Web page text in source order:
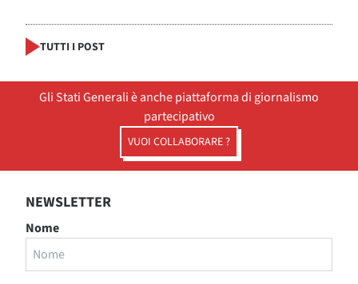
TUTTI I POST
Gli Stati Generali è anche piattaforma di giornalismo
partecipativo
VUOI COLLABORARE ?
NEWSLETTER
Nome